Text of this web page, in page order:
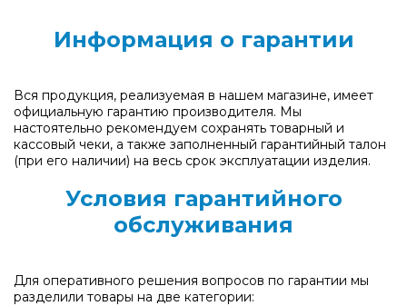
Информация о гарантии
Вся продукция, реализуемая в нашем магазине, имеет
официальную гарантию производителя. Мы
настоятельно рекомендуем сохранять товарный и
кассовый чеки, а также заполненный гарантийный талон
(при его наличии) на весь срок эксплуатации изделия.
Условия гарантийного
обслуживания
Для оперативного решения вопросов по гарантии мы
разделили товары на две категории: